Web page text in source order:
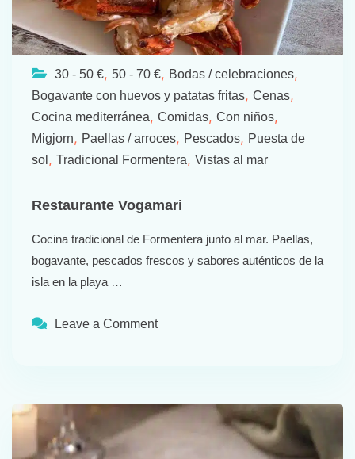
30 - 50 €, 50 - 70 €, Bodas / celebraciones,
Bogavante con huevos y patatas fritas, Cenas,
Cocina mediterránea, Comidas, Con niños,
Migjorn, Paellas / arroces, Pescados, Puesta de
sol , Tradicional Formentera, Vistas al mar
Restaurante Vogamari
Cocina tradicional de Formentera junto al mar. Paellas,
bogavante, pescados frescos y sabores auténticos de la
isla en la playa …
Leave a Comment